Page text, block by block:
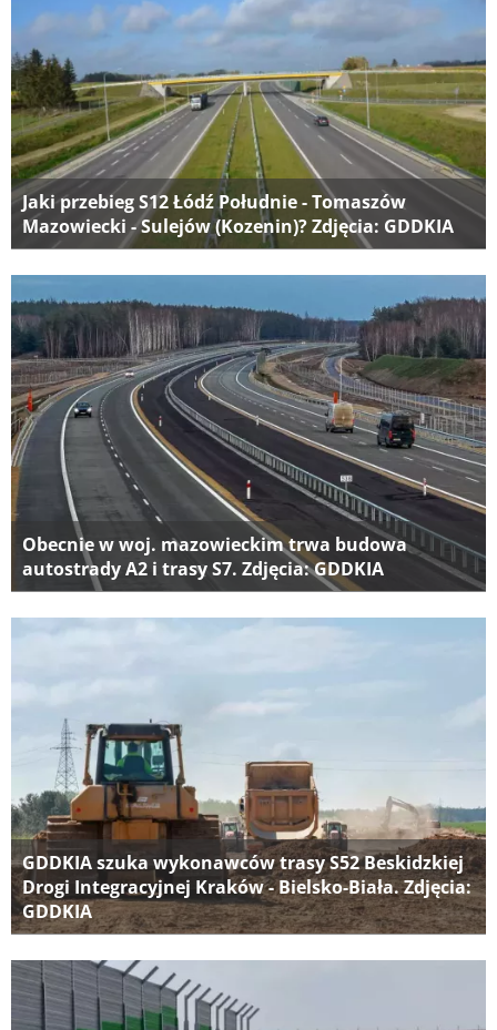
Jaki przebieg S12 Łódź Południe - Tomaszów
Mazowiecki - Sulejów (Kozenin)? Zdjęcia: GDDKIA
Obecnie w woj. mazowieckim trwa budowa
autostrady A2 i trasy S7. Zdjęcia: GDDKIA
GDDKIA szuka wykonawców trasy S52 Beskidzkiej
Drogi Integracyjnej Kraków - Bielsko-Biała. Zdjęcia:
GDDKIA